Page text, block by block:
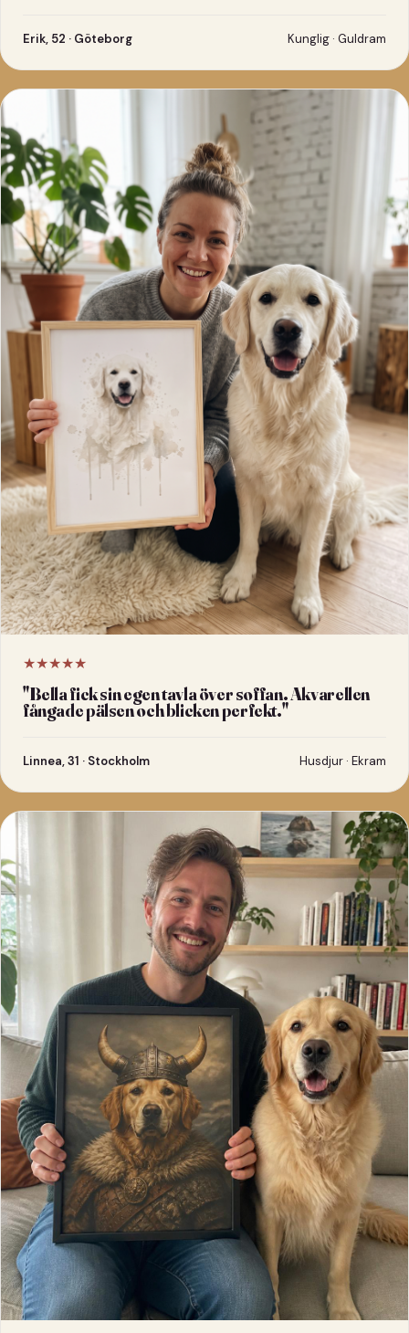
Erik, 52 · Göteborg Kunglig · Guldram
★★★★★
"Bella fick sin egen tavla över soffan. Akvarellen
fångade pälsen och blicken perfekt."
Linnea, 31 · Stockholm Husdjur · Ekram